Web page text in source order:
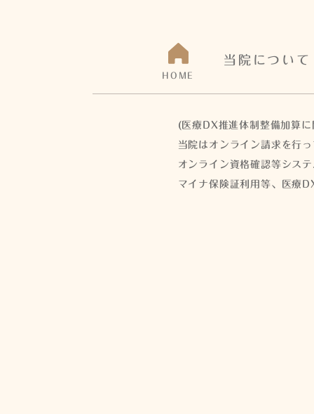
HOME
当院について
(医療DX推進体制整備加算
当院はオンライン請求を行
オンライン資格確認等シス
マイナ保険証利用等、医療